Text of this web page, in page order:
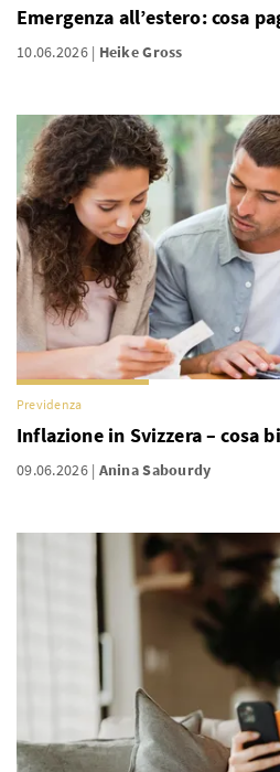
Emergenza all’estero: cosa
10.06.2026 Heike Gross
Previdenza
Inflazione in Svizzera – cosa
09.06.2026 Anina Sabourdy